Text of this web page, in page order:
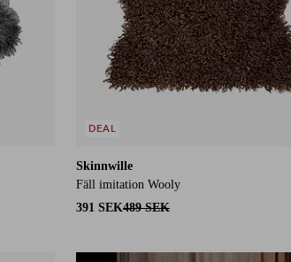
Skinnwille
Fäll imitation Wooly
391 SEK489 SEK
DEAL